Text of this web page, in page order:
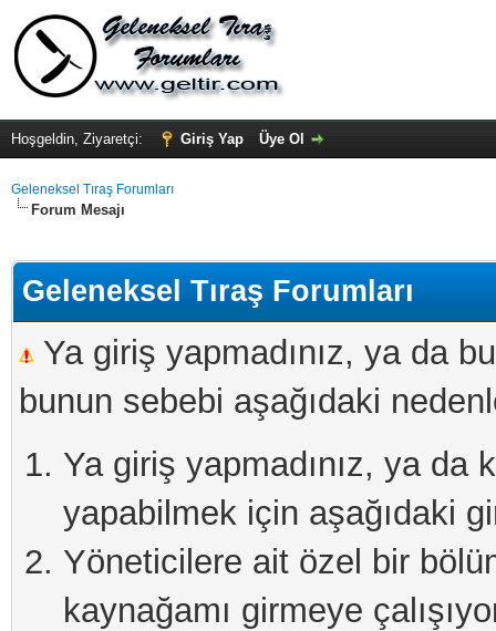
Hoşgeldin, Ziyaretçi: Giriş Yap Üye Ol
Geleneksel Tıraş Forumları
Forum Mesajı
Geleneksel Tıraş Forumları
Ya giriş yapmadınız, ya da
bunun sebebi aşağıdaki
Ya giriş yapmadınız, ya da
yapabilmek için aşağıdaki
Yöneticilere ait özel bir
kaynağamı girmeye